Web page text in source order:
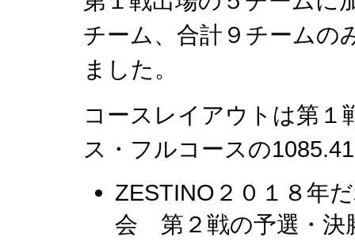
チーム、合計９チームの
ました。
コースレイアウトは第１
ス・フルコースの
ZESTINO２０１８年
会 第２戦の予選・決